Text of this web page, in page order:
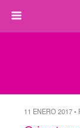
11 ENERO 2017 •